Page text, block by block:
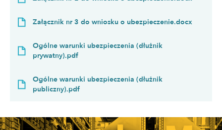
Załącznik nr 3 do wniosku o ubezpieczenie.docx
Ogólne warunki ubezpieczenia (dłużnik
prywatny).pdf
Ogólne warunki ubezpieczenia (dłużnik
publiczny).pdf